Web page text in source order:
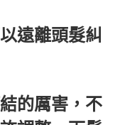
遠離頭髮糾
的厲害，不